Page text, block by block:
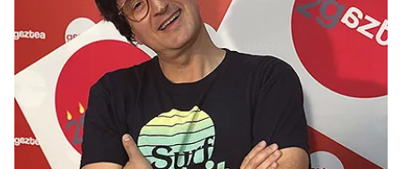
Klisk